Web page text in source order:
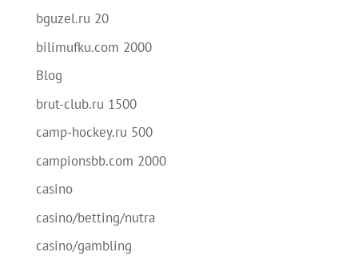
bguzel.ru 20
bilimufku.com 2000
Blog
brut-club.ru 1500
camp-hockey.ru 500
campionsbb.com 2000
casino
casino/betting/nutra
casino/gambling